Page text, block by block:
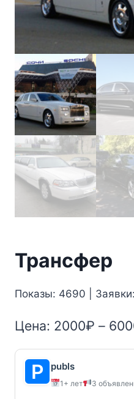
Трансфер
Показы: 4690 |
Цена: 2000₽ –
publs
1+ лет 3